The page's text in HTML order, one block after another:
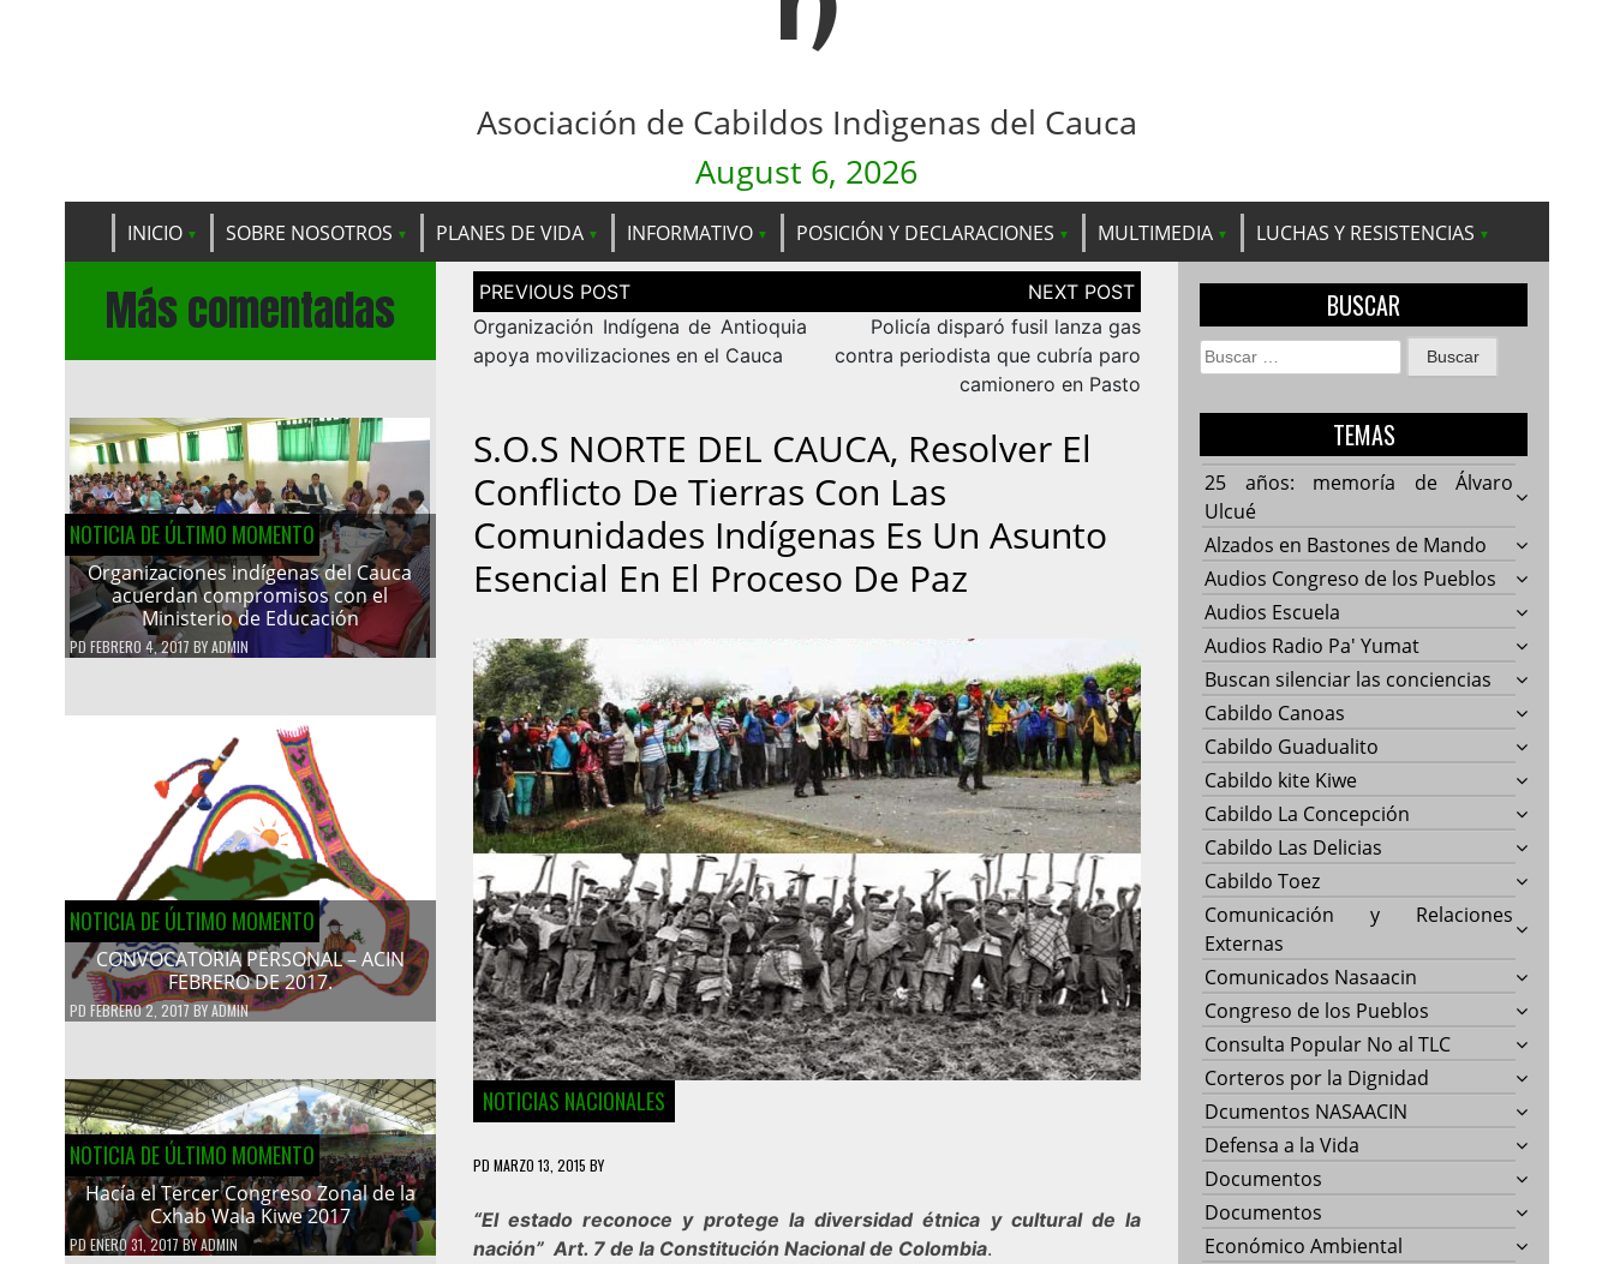
Asociación de Cabildos Indìgenas del Cauca
August 6, 2026
INICIO SOBRE NOSOTROS PLANES DE VIDA INFORMATIVO POSICIÓN Y DECLARACIONES MULTIMEDIA LUCHAS Y RESISTENCIAS
Más comentadas
NOTICIA DE ÚLTIMO MOMENTO
Organizaciones indígenas del Cauca
acuerdan compromisos con el
Ministerio de Educación
PD FEBRERO 4, 2017 BYADMIN
NOTICIA DE ÚLTIMO MOMENTO
CONVOCATORIA PERSONAL – ACIN
FEBRERO DE 2017.
PD FEBRERO 2, 2017BYADMIN
NOTICIA DE ÚLTIMO MOMENTO
Hacía el Tercer Congreso Zonal de la
Cxhab Wala Kiwe 2017
PDENERO 31, 2017BYADMIN
Navegación
de
entradas
Organización Indígena de Antioquia
apoya movilizaciones en el Cauca
Policía disparó fusil lanza gas
contra periodista que cubría paro
camionero en Pasto
S.O.S NORTE DEL CAUCA, Resolver El
Conflicto De Tierras Con Las
Comunidades Indígenas Es Un Asunto
Esencial En El Proceso De Paz
NOTICIAS NACIONALES
PD MARZO 13, 2015 BY
“El estadoreconoce y protege la diversidad étnica y cultural de la
nación” Art. 7 de la Constitución Nacional de Colombia.
BUSCAR
Buscar:
TEMAS
25 años: memoría de Álvaro
Ulcué
Alzados en Bastones de Mando
Audios Congreso de los Pueblos
Audios Escuela
Audios Radio Pa' Yumat
Buscan silenciar las conciencias
Cabildo Canoas
Cabildo Guadualito
Cabildo kite Kiwe
Cabildo La Concepción
Cabildo Las Delicias
Cabildo Toez
Comunicación y Relaciones
Externas
Comunicados Nasaacin
Congreso de los Pueblos
Consulta Popular No al TLC
Corteros por la Dignidad
Dcumentos NASAACIN
Defensa a la Vida
Documentos
Documentos
Económico Ambiental